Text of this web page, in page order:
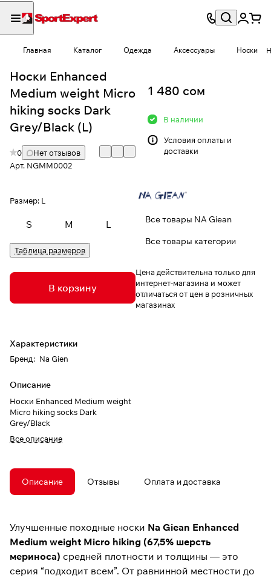
Главная Каталог Одежда Аксессуары Носки
Носки Enhanced
Medium weight Micro
hiking socks Dark
Grey/Black (L)
0
Нет отзывов
Арт. NGMM0002
Размер: L
S M L
Таблица размеров
В корзину
Характеристики
Бренд: Na Gien
Описание
Носки Enhanced Medium weight
Micro hiking socks Dark
Grey/Black
Все описание
1 480 сом
В наличии
Условия оплаты и
доставки
Все товары NA Giean
Все товары категории
Цена действительна только для
интернет-магазина и может
отличаться от цен в розничных
магазинах
Описание Отзывы Оплата и доставка
Улучшенные походные носки Na Giean Enhanced
Medium weight Micro hiking (67,5% шерсть
мериноса) средней плотности и толщины — это
серия “подходит всем”. От равнинной местности до